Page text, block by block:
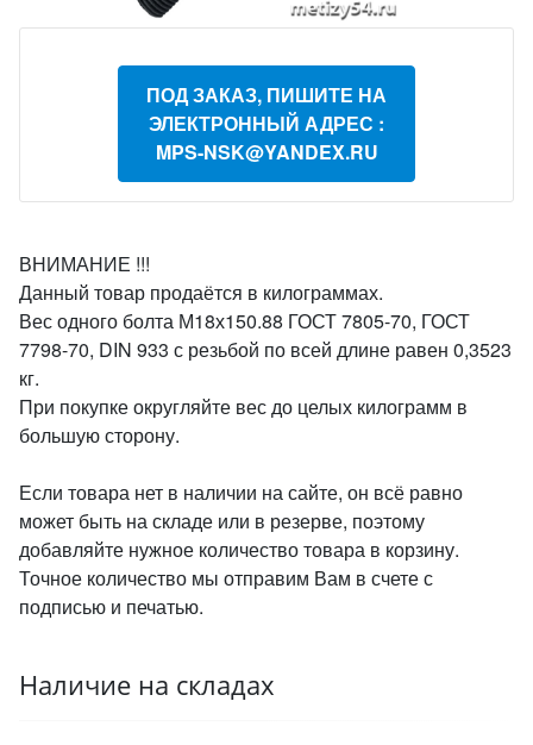
ПОД ЗАКАЗ, ПИШИТЕ НА
ЭЛЕКТРОННЫЙ АДРЕС :
MPS-NSK@YANDEX.RU
ВНИМАНИЕ !!!
Данный товар продаётся в килограммах.
Вес одного болта М18х150.88 ГОСТ 7805-70, ГОСТ
7798-70, DIN 933 с резьбой по всей длине равен 0,3523
кг.
При покупке округляйте вес до целых килограмм в
большую сторону.
Если товара нет в наличии на сайте, он всё равно
может быть на складе или в резерве, поэтому
добавляйте нужное количество товара в корзину.
Точное количество мы отправим Вам в счете с
подписью и печатью.
Наличие на складах